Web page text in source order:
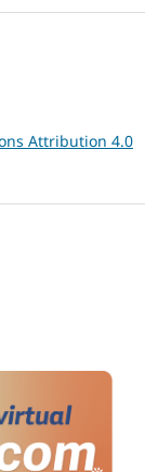
Attribution 4.0